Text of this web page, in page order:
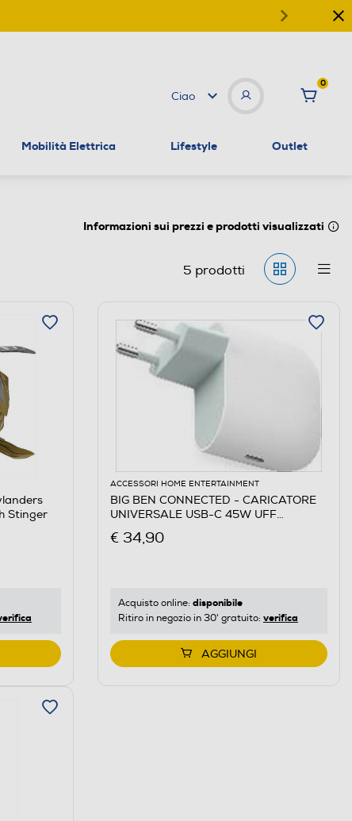
Ciao
0
Mobilità Elettrica Lifestyle Outlet
Informazioni sui prezzi e prodotti visualizzati
5 prodotti
Stinger
ACCESSORI HOME ENTERTAINMENT
BIG BEN CONNECTED - CARICATORE
UNIVERSALE USB-C 45W UFF
€ 34,90
Acquisto online: disponibile
Ritiro in negozio in 30' gratuito: verifica
AGGIUNGI